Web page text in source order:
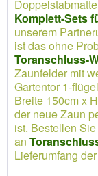
Komplett-Sets
unserem
ist das ohne
Toranschluss-
Zaunfelder mit
Gartentor 1-
Breite 150cm x
der neue Zaun
ist. Bestellen
an
Lieferumfang